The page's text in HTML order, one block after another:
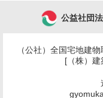
公益社団
（公社）全国宅地建
[（株）